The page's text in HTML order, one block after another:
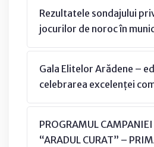
Rezultatele sondajului
jocurilor de noroc în
Gala Elitelor Arădene –
celebrarea excelenței
PROGRAMUL CAMPANIEI
“ARADUL CURAT” –